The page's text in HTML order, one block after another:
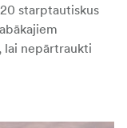
starptautiskus
lai nepārtraukti